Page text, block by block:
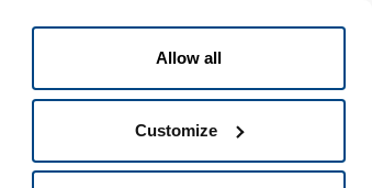
Allow all
Customize